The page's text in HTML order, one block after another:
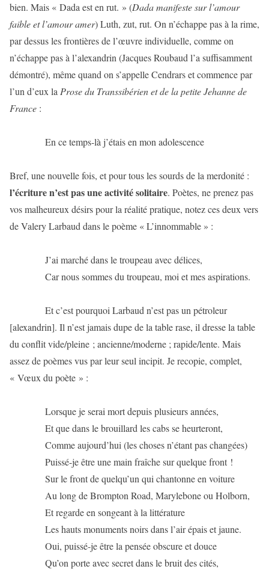
bien. Mais « Dada est en rut. » (Dada manifeste sur l’amour
faible et l’amour amer) Luth, zut, rut. On n’échappe pas à la rime,
par dessus les frontières de l’œuvre individuelle, comme on
n’échappe pas à l’alexandrin (Jacques Roubaud l’a suffisamment
démontré), même quand on s’appelle Cendrars et commence par
l’un d’eux la Prose du Transsibérien et de la petite Jehanne de
France :
En ce temps-là j’étais en mon adolescence
Bref, une nouvelle fois, et pour tous les sourds de la merdonité :
l’écriture n’est pas une activité solitaire. Poètes, ne prenez pas
vos malheureux désirs pour la réalité pratique, notez ces deux vers
de Valery Larbaud dans le poème « L’innommable » :
J’ai marché dans le troupeau avec délices,
Car nous sommes du troupeau, moi et mes aspirations.
Et c’est pourquoi Larbaud n’est pas un pétroleur
[alexandrin]. Il n’est jamais dupe de la table rase, il dresse la table
du conflit vide/pleine ; ancienne/moderne ; rapide/lente. Mais
assez de poèmes vus par leur seul incipit. Je recopie, complet,
« Vœux du poète » :
Lorsque je serai mort depuis plusieurs années,
Et que dans le brouillard les cabs se heurteront,
Comme aujourd’hui (les choses n’étant pas changées)
Puissé-je être une main fraîche sur quelque front !
Sur le front de quelqu’un qui chantonne en voiture
Au long de Brompton Road, Marylebone ou Holborn,
Et regarde en songeant à la littérature
Les hauts monuments noirs dans l’air épais et jaune.
Oui, puissé-je être la pensée obscure et douce
Qu’on porte avec secret dans le bruit des cités,